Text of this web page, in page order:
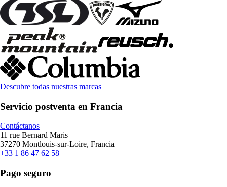
Descubre todas nuestras marcas
Servicio postventa en Francia
Contáctanos
11 rue Bernard Maris
37270 Montlouis-sur-Loire, Francia
+33 1 86 47 62 58
Pago seguro